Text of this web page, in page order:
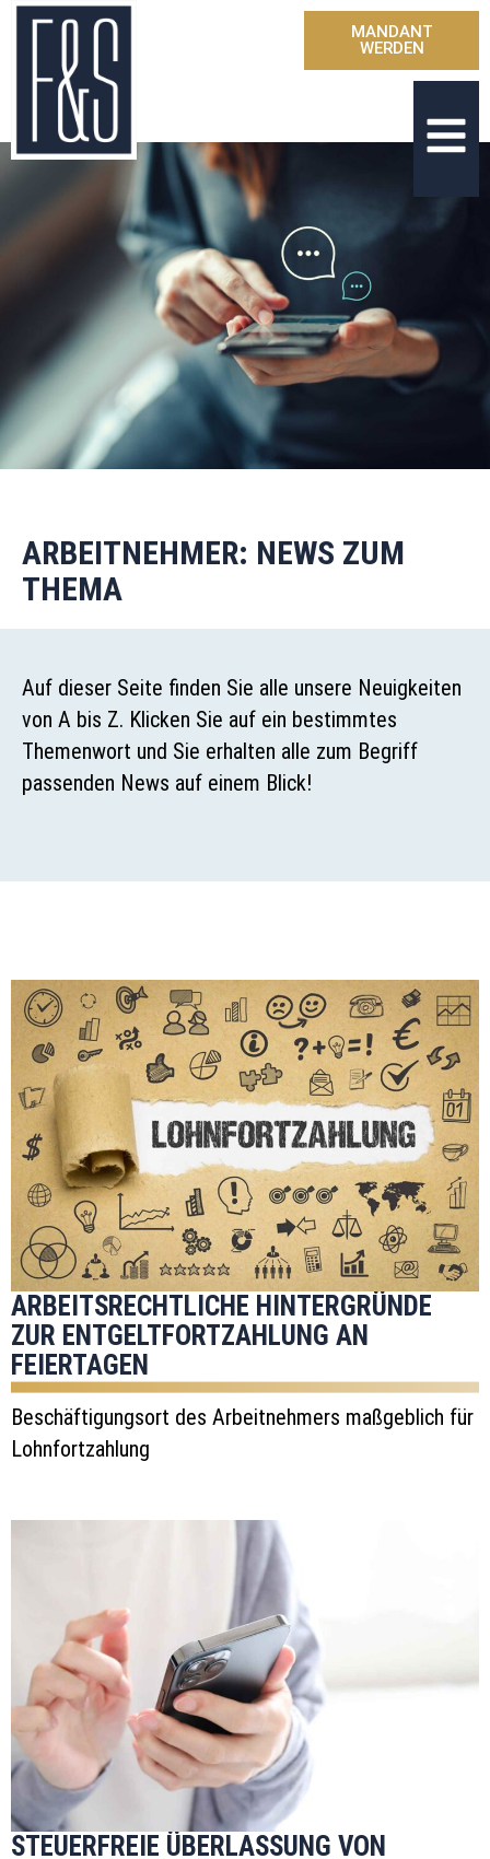
MANDANT
WERDEN
ARBEITNEHMER: NEWS ZUM
THEMA
Auf dieser Seite finden Sie alle unsere Neuigkeiten
von A bis Z. Klicken Sie auf ein bestimmtes
Themenwort und Sie erhalten alle zum Begriff
passenden News auf einem Blick!
ARBEITSRECHTLICHE HINTERGRÜNDE
ZUR ENTGELTFORTZAHLUNG AN
FEIERTAGEN
Beschäftigungsort des Arbeitnehmers maßgeblich für
Lohnfortzahlung
STEUERFREIE ÜBERLASSUNG VON